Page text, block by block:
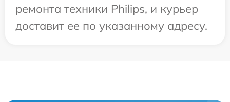
ремонта техники Philips, и курьер
доставит ее по указанному адресу.